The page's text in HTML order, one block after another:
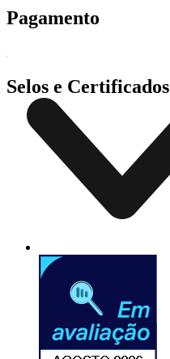
Pagamento
Selos e Certificados